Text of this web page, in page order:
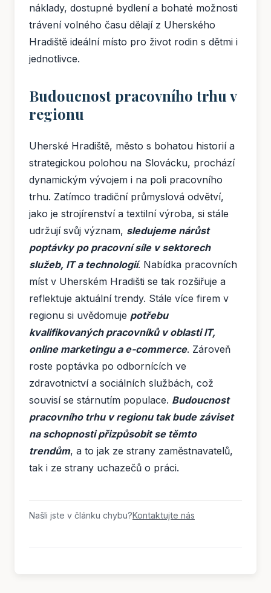
náklady, dostupné bydlení a bohaté možnosti
trávení volného času dělají z Uherského
Hradiště ideální místo pro život rodin s dětmi i
jednotlivce.
Budoucnost pracovního trhu v
regionu
Uherské Hradiště, město s bohatou historií a
strategickou polohou na Slovácku, prochází
dynamickým vývojem i na poli pracovního
trhu. Zatímco tradiční průmyslová odvětví,
jako je strojírenství a textilní výroba, si stále
udržují svůj význam, sledujeme nárůst
poptávky po pracovní síle v sektorech
služeb, IT a technologií. Nabídka pracovních
míst v Uherském Hradišti se tak rozšiřuje a
reflektuje aktuální trendy. Stále více firem v
regionu si uvědomuje potřebu
kvalifikovaných pracovníků v oblasti IT,
online marketingu a e-commerce. Zároveň
roste poptávka po odbornících ve
zdravotnictví a sociálních službách, což
souvisí se stárnutím populace. Budoucnost
pracovního trhu v regionu tak bude záviset
na schopnosti přizpůsobit se těmto
trendům, a to jak ze strany zaměstnavatelů,
tak i ze strany uchazečů o práci.
Našli jste v článku chybu?Kontaktujte nás